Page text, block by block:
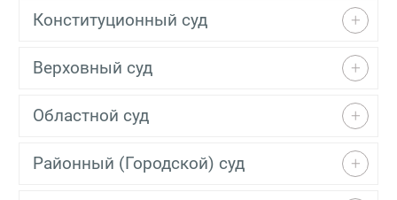
Конституционный суд
Верховный суд
Областной суд
Районный (Городской) суд